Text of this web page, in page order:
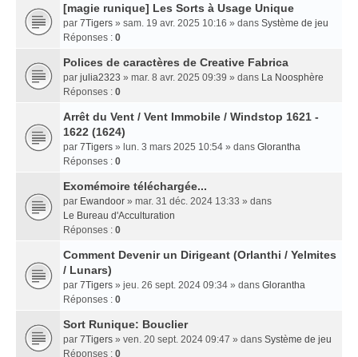
[magie runique] Les Sorts à Usage Unique
par 7Tigers » sam. 19 avr. 2025 10:16 » dans Système de jeu
Réponses : 0
Polices de caractères de Creative Fabrica
par julia2323 » mar. 8 avr. 2025 09:39 » dans La Noosphère
Réponses : 0
Arrêt du Vent / Vent Immobile / Windstop 1621 -
1622 (1624)
par 7Tigers » lun. 3 mars 2025 10:54 » dans Glorantha
Réponses : 0
Exomémoire téléchargée...
par Ewandoor » mar. 31 déc. 2024 13:33 » dans
Le Bureau d'Acculturation
Réponses : 0
Comment Devenir un Dirigeant (Orlanthi / Yelmites
/ Lunars)
par 7Tigers » jeu. 26 sept. 2024 09:34 » dans Glorantha
Réponses : 0
Sort Runique: Bouclier
par 7Tigers » ven. 20 sept. 2024 09:47 » dans Système de jeu
Réponses : 0